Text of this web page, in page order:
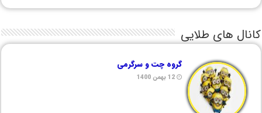
کانال های طلایی
گروه چت و سرگرمی
12 بهمن 1400